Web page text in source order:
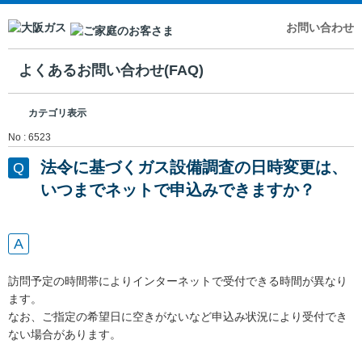
お問い合わせ
よくあるお問い合わせ(FAQ)
カテゴリ表示
No : 6523
法令に基づくガス設備調査の日時変更は、
いつまでネットで申込みできますか？
訪問予定の時間帯によりインターネットで受付できる時間が異なり
ます。
なお、ご指定の希望日に空きがないなど申込み状況により受付でき
ない場合があります。